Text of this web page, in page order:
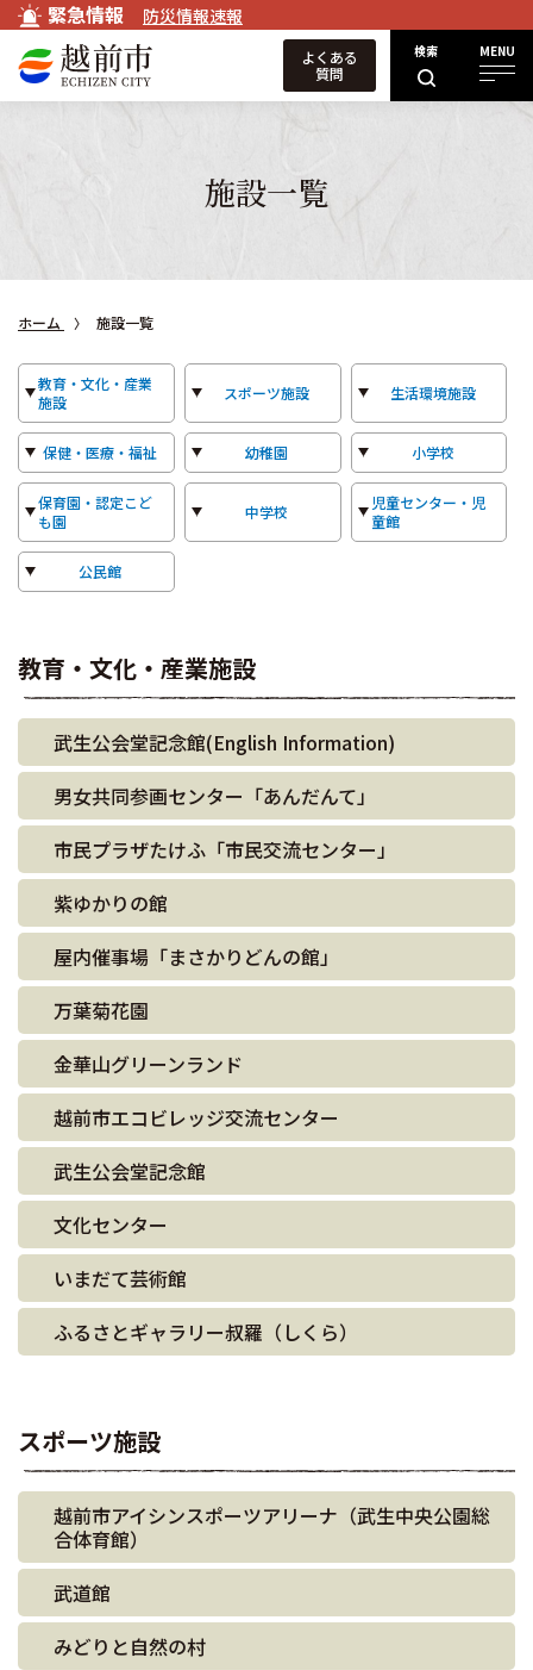
緊急情報 防災情報速報
検索 MENU
よくある
質問
施設一覧
ホーム 施設一覧
教育・文化・産業
施設
スポーツ施設 生活環境施設
保健・医療・福祉 幼稚園 小学校
保育園・認定こど
も園
中学校
児童センター・児
童館
公民館
教育・文化・産業施設
武生公会堂記念館(English Information)
男女共同参画センター「あんだんて」
市民プラザたけふ「市民交流センター」
紫ゆかりの館
屋内催事場「まさかりどんの館」
万葉菊花園
金華山グリーンランド
越前市エコビレッジ交流センター
武生公会堂記念館
文化センター
いまだて芸術館
ふるさとギャラリー叔羅（しくら）
スポーツ施設
越前市アイシンスポーツアリーナ（武生中央公園総
合体育館）
武道館
みどりと自然の村